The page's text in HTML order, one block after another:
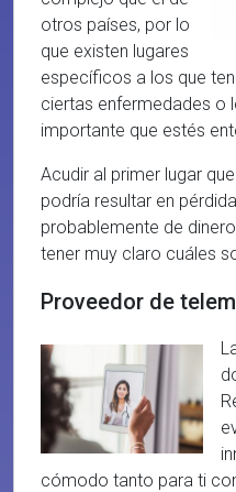
otros países, por lo
que existen lugares
específicos a los que
ciertas enfermedades o
importante que estés
Acudir al primer lugar
podría resultar en
probablemente de
tener muy claro cuáles
Proveedor de
cómodo tanto para ti